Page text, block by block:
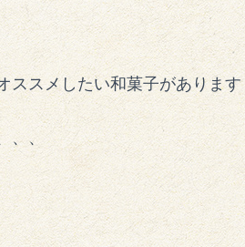
ススメしたい和菓子がありま
、、